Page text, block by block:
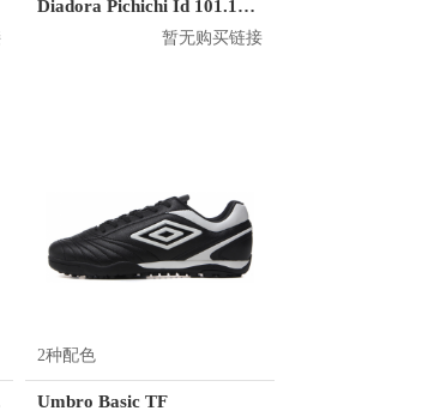
Diadora Pichichi Id 101.173498
暂无购买链接
2种配色
Umbro Basic TF